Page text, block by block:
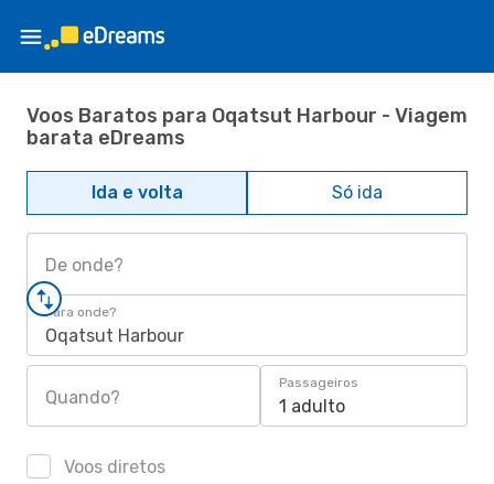
Voos Baratos para Oqatsut Harbour - Viagem
barata eDreams
Ida e volta Só ida
De onde?
Para onde?
Oqatsut Harbour
Quando?
Passageiros
1 adulto
Voos diretos